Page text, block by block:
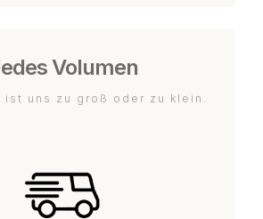
Volumen
ist uns zu groß oder zu klein.